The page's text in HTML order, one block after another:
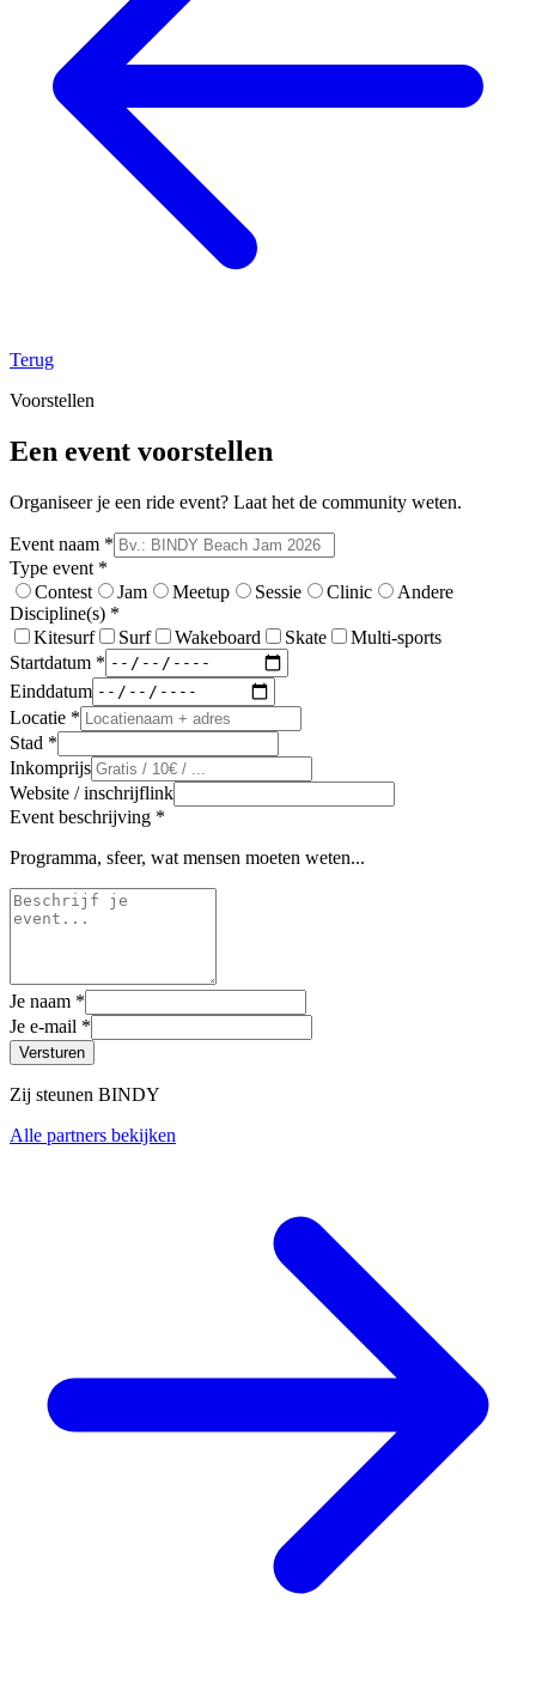
Terug
Voorstellen
Een event voorstellen
Organiseer je een ride event? Laat het de community weten.
Event naam *
Type event *
Contest
Jam Meetup Sessie Clinic
Andere
Discipline(s) *
Kitesurf
Surf Wakeboard Skate
Multi-sports
Startdatum *
Einddatum
Locatie *
Stad *
Inkomprijs
Website / inschrijflink
Event beschrijving *
Programma, sfeer, wat mensen moeten weten...
Je naam *
Je e-mail *
Versturen
Zij steunen BINDY
Alle partners bekijken